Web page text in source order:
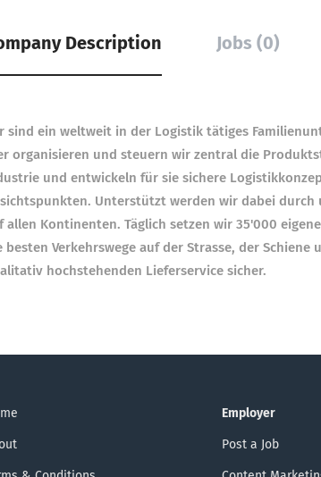
Description Jobs (0)
sind ein weltweit in der Logistik tätiges
organisieren und steuern wir zentral die
und entwickeln für sie sichere
Unterstützt werden wir dabei durch
allen Kontinenten. Täglich setzen wir 35'000
besten Verkehrswege auf der Strasse, der Schiene
hochstehenden Lieferservice sicher.
Employer
Post a Job